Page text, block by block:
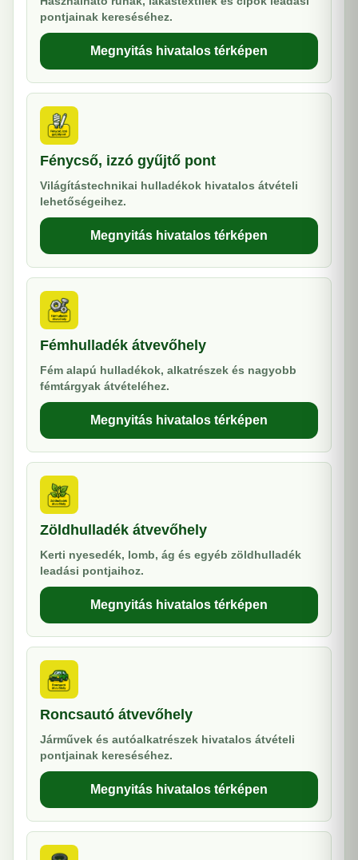
pontjainak kereséséhez.
Megnyitás hivatalos térképen
Fénycső, izzó gyűjtő pont
Világítástechnikai hulladékok hivatalos átvételi
lehetőségeihez.
Megnyitás hivatalos térképen
Fémhulladék átvevőhely
Fém alapú hulladékok, alkatrészek és nagyobb
fémtárgyak átvételéhez.
Megnyitás hivatalos térképen
Zöldhulladék átvevőhely
Kerti nyesedék, lomb, ág és egyéb zöldhulladék
leadási pontjaihoz.
Megnyitás hivatalos térképen
Roncsautó átvevőhely
Járművek és autóalkatrészek hivatalos átvételi
pontjainak kereséséhez.
Megnyitás hivatalos térképen